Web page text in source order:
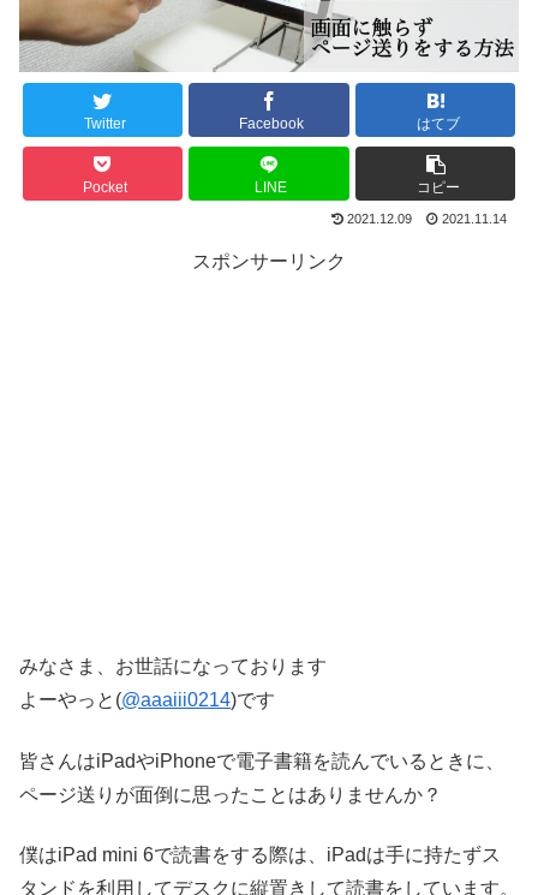
Twitter Facebook はてブ
Pocket LINE コピー
2021.12.09 2021.11.14
スポンサーリンク
みなさま、お世話になっております
よーやっと(@aaaiii0214)です
皆さんはiPadやiPhoneで電子書籍を読んでいるときに、
ページ送りが面倒に思ったことはありませんか？
僕はiPad mini 6で読書をする際は、iPadは手に持たずス
タンドを利用してデスクに縦置きして読書をしています。